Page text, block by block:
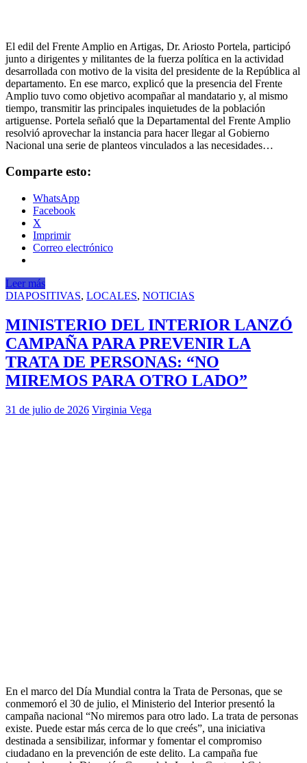
El edil del Frente Amplio en Artigas, Dr. Ariosto Portela, participó
junto a dirigentes y militantes de la fuerza política en la actividad
desarrollada con motivo de la visita del presidente de la República al
departamento. En ese marco, explicó que la presencia del Frente
Amplio tuvo como objetivo acompañar al mandatario y, al mismo
tiempo, transmitir las principales inquietudes de la población
artiguense. Portela señaló que la Departamental del Frente Amplio
resolvió aprovechar la instancia para hacer llegar al Gobierno
Nacional una serie de planteos vinculados a las necesidades…
Comparte esto:
WhatsApp
Facebook
X
Imprimir
Correo electrónico
Leer más
DIAPOSITIVAS, LOCALES, NOTICIAS
MINISTERIO DEL INTERIOR LANZÓ
CAMPAÑA PARA PREVENIR LA
TRATA DE PERSONAS: “NO
MIREMOS PARA OTRO LADO”
31 de julio de 2026 Virginia Vega
En el marco del Día Mundial contra la Trata de Personas, que se
conmemoró el 30 de julio, el Ministerio del Interior presentó la
campaña nacional “No miremos para otro lado. La trata de personas
existe. Puede estar más cerca de lo que creés”, una iniciativa
destinada a sensibilizar, informar y fomentar el compromiso
ciudadano en la prevención de este delito. La campaña fue